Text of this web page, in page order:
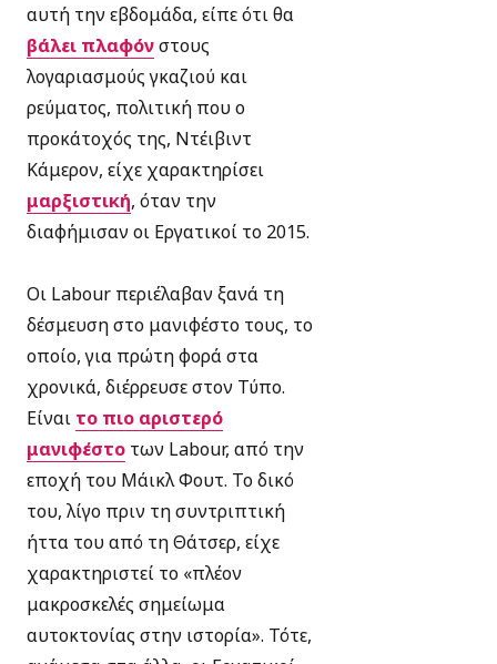
αυτή την εβδομάδα, είπε ότι θα
βάλει πλαφόνστους
λογαριασμούς γκαζιού και
ρεύματος, πολιτική που ο
προκάτοχός της, Ντέιβιντ
Κάμερον, είχε χαρακτηρίσει
μαρξιστική, όταν την
διαφήμισαν οι Εργατικοί το 2015.
Οι Labour περιέλαβαν ξανά τη
δέσμευση στο μανιφέστο τους, το
οποίο, για πρώτη φορά στα
χρονικά, διέρρευσε στον Τύπο.
Είναι το πιο αριστερό
μανιφέστο των Labour, από την
εποχή του Μάικλ Φουτ. Το δικό
του, λίγο πριν τη συντριπτική
ήττα του από τη Θάτσερ, είχε
χαρακτηριστεί το «πλέον
μακροσκελές σημείωμα
αυτοκτονίας στην ιστορία». Τότε,